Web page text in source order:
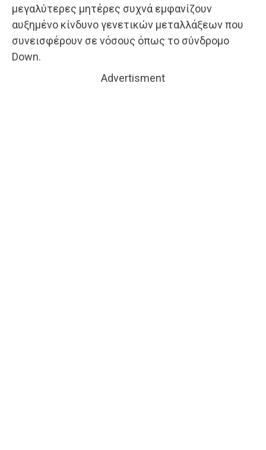
μεγαλύτερες μητέρες συχνά εμφανίζουν
αυξημένο κίνδυνο γενετικών μεταλλάξεων που
συνεισφέρουν σε νόσους όπως το σύνδρομο
Down.
Advertisment